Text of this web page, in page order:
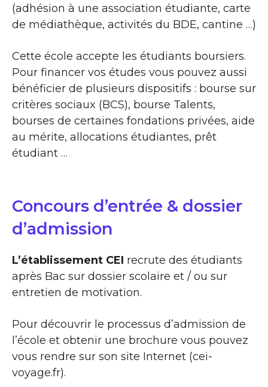
(adhésion à une association étudiante, carte
de médiathèque, activités du BDE, cantine …)
Cette école accepte les étudiants boursiers.
Pour financer vos études vous pouvez aussi
bénéficier de plusieurs dispositifs : bourse sur
critères sociaux (BCS), bourse Talents,
bourses de certaines fondations privées, aide
au mérite, allocations étudiantes, prêt
étudiant …
Concours d’entrée & dossier
d’admission
L’établissement CEI recrute des étudiants
après Bac sur dossier scolaire et / ou sur
entretien de motivation.
Pour découvrir le processus d’admission de
l’école et obtenir une brochure vous pouvez
vous rendre sur son site Internet (cei-
voyage.fr).